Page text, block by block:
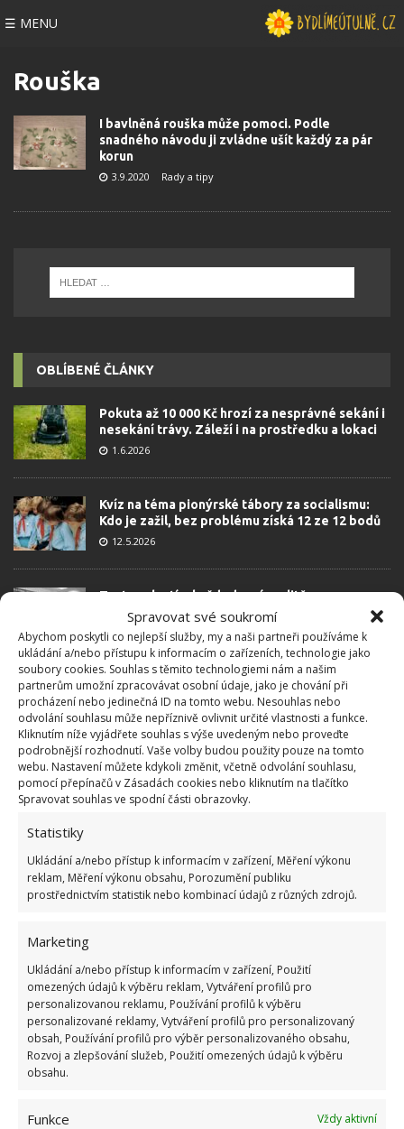
Spravovat své soukromí
Abychom poskytli co nejlepší služby, my a naši partneři používáme k
ukládání a/nebo přístupu k informacím o zařízeních, technologie jako
soubory cookies. Souhlas s těmito technologiemi nám a našim
partnerům umožní zpracovávat osobní údaje, jako je chování při
procházení nebo jedinečná ID na tomto webu. Nesouhlas nebo
odvolání souhlasu může nepříznivě ovlivnit určité vlastnosti a funkce.
Kliknutím níže vyjádřete souhlas s výše uvedeným nebo proveďte
podrobnější rozhodnutí. Vaše volby budou použity pouze na tomto
webu. Nastavení můžete kdykoli změnit, včetně odvolání souhlasu,
pomocí přepínačů v Zásadách cookies nebo kliknutím na tlačítko
Spravovat souhlas ve spodní části obrazovky.
Statistiky
Ukládání a/nebo přístup k informacím v zařízení, Měření výkonu
reklam, Měření výkonu obsahu, Porozumění publiku
prostřednictvím statistik nebo kombinací údajů z různých zdrojů.
Marketing
Ukládání a/nebo přístup k informacím v zařízení, Použití
omezených údajů k výběru reklam, Vytváření profilů pro
personalizovanou reklamu, Používání profilů k výběru
personalizované reklamy, Vytváření profilů pro personalizovaný
obsah, Používání profilů pro výběr personalizovaného obsahu,
Rozvoj a zlepšování služeb, Použití omezených údajů k výběru
obsahu.
Funkce
Vždy aktivní
☰ MENU
Rouška
I bavlněná rouška může pomoci. Podle
snadného návodu ji zvládne ušít každý za pár
korun
3.9.2020 Rady a tipy
OBLÍBENÉ ČLÁNKY
Pokuta až 10 000 Kč hrozí za nesprávné sekání i
nesekání trávy. Záleží i na prostředku a lokaci
1.6.2026
Kvíz na téma pionýrské tábory za socialismu:
Kdo je zažil, bez problému získá 12 ze 12 bodů
12.5.2026
Test znalostí o každodenní realitě za
komunismu: 10 retro otázek ukáže, kdo má
dobrý přehled
23.6.2026
Retro kvíz o oblíbených autech v dobách
socialismu: Tehdejší řidiči musí získat 10 z 10
bodů
6.5.2026
ŽHAVÉ NOVINKY
Díky vhodné přípravě nebudou letní horka
problém. Pomůže i zatemňování a načasované
větrání
Okurky a kopr se perfektně doplňují na zahradě